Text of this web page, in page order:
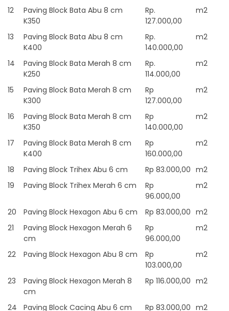
12
Paving Block Bata Abu 8 cm
K350
Rp.
127.000,00
m2
13
Paving Block Bata Abu 8 cm
K400
Rp.
140.000,00
m2
14
Paving Block Bata Merah 8 cm
K250
Rp.
114.000,00
m2
15
Paving Block Bata Merah 8 cm
K300
Rp
127.000,00
m2
16
Paving Block Bata Merah 8 cm
K350
Rp
140.000,00
m2
17
Paving Block Bata Merah 8 cm
K400
Rp
160.000,00
m2
18 Paving Block Trihex Abu 6 cm Rp 83.000,00 m2
19
Paving Block Trihex Merah 6 cm
Rp
96.000,00
m2
20 Paving Block Hexagon Abu 6 cm Rp 83.000,00 m2
21
Paving Block Hexagon Merah 6
cm
Rp
96.000,00
m2
22 Paving Block Hexagon Abu 8 cm
Rp
103.000,00
m2
23
Paving Block Hexagon Merah 8
cm
Rp 116.000,00 m2
24 Paving Block Cacing Abu 6 cm Rp 83.000,00 m2